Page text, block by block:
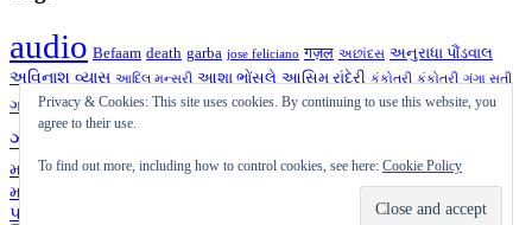
audio Befaam death garba jose feliciano गज़ल અછાંદસ અનુરાધા પૌંડવાલ
અવિનાશ વ્યાસ આદિલ મન્સૂરી આશા ભોંસલે આસિમ રાંદેરી કંકોતરી કંકોત્રી ગંગા સતી
ગઝલ ગઝલ ગની દહીંવાલા ગીત ગુજરાતી ગુજરાતી ગઝલ ગુજરાતી
ગઝલ
ચાતક
મહેતા પુરુષોત્તમ ઉપાધ્યાય પ્રતિકાવ્ય પ્રાર્થના બેફામ ભજન મનહર ઉધાસ
મારા તરફથી રાજેન્દ્ર શુકલ
શૂન્ય
પાલનપુરી
Privacy & Cookies: This site uses cookies. By continuing to use this website, you
agree to their use.
To find out more, including how to control cookies, see here: Cookie Policy